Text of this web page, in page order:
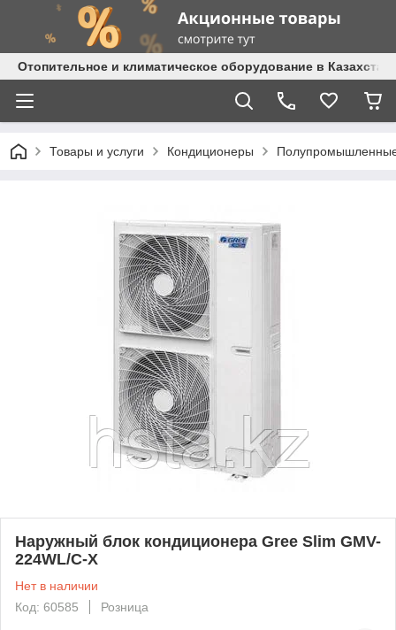
Отопительное и климатическое оборудование в
Товары и услуги Кондиционеры
Наружный блок кондиционера Gree Slim GMV-
224WL/C-X
Нет в наличии
Код: 60585
Розница